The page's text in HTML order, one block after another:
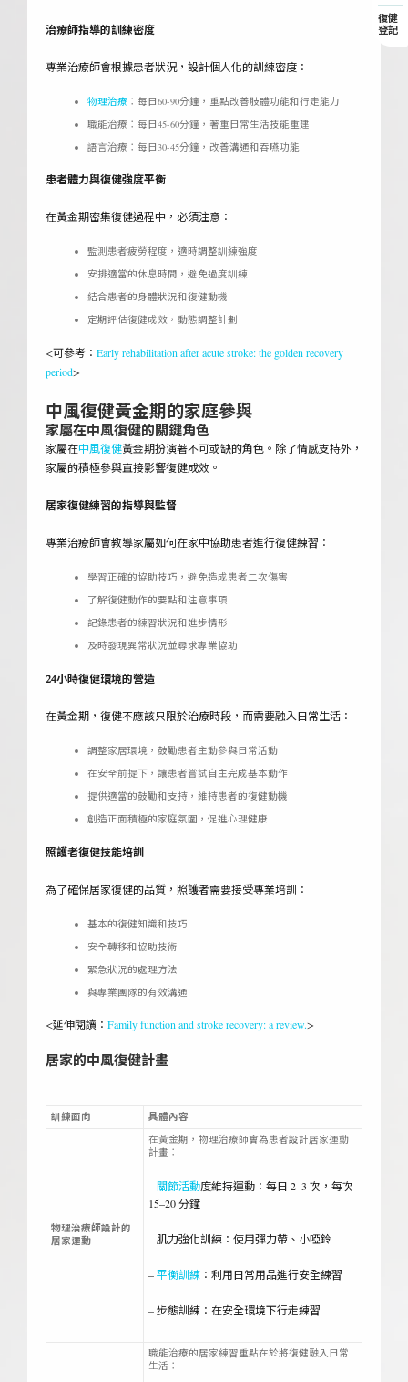
治療師指導的訓練密度
專業治療師會根據患者狀況，設計個人化的訓練密度：
物理治療 ：每日60-90分鐘，重點改善肢體功能和行走能力
職能治療：每日45-60分鐘，著重日常生活技能重建
語言治療：每日30-45分鐘，改善溝通和吞嚥功能
患者體力與復健強度平衡
在黃金期密集復健過程中，必須注意：
監測患者疲勞程度，適時調整訓練強度
安排適當的休息時間，避免過度訓練
結合患者的身體狀況和復健動機
定期評估復健成效，動態調整計劃
<可參考： Early rehabilitation after acute stroke: the golden recovery
period>
中風復健黃金期的家庭參與
家屬在中風復健的關鍵角色
家屬在中風復健黃金期扮演著不可或缺的角色。除了情感支持外，
家屬的積極參與直接影響復健成效。
居家復健練習的指導與監督
專業治療師會教導家屬如何在家中協助患者進行復健練習：
學習正確的協助技巧，避免造成患者二次傷害
了解復健動作的要點和注意事項
記錄患者的練習狀況和進步情形
及時發現異常狀況並尋求專業協助
24小時復健環境的營造
在黃金期，復健不應該只限於治療時段，而需要融入日常生活：
調整家居環境，鼓勵患者主動參與日常活動
在安全前提下，讓患者嘗試自主完成基本動作
提供適當的鼓勵和支持，維持患者的復健動機
創造正面積極的家庭氛圍，促進心理健康
照護者復健技能培訓
為了確保居家復健的品質，照護者需要接受專業培訓：
基本的復健知識和技巧
安全轉移和協助技術
緊急狀況的處理方法
與專業團隊的有效溝通
<延伸閱讀： Family function and stroke recovery: a review.>
居家的中風復健計畫
訓練面向 具體內容
物理治療師設計的
居家運動
在黃金期，物理治療師會為患者設計居家運動
計畫：
– 關節活動度維持運動：每日 2–3 次，每次
15–20 分鐘
– 肌力強化訓練：使用彈力帶、小啞鈴
–平衡訓練 ：利用日常用品進行安全練習
– 步態訓練：在安全環境下行走練習
職能治療的居家練習重點在於將復健融入日常
生活：
復健
登記